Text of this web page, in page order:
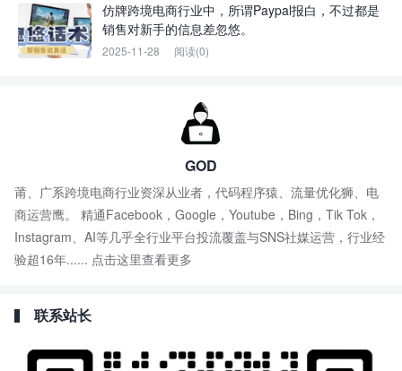
仿牌跨境电商行业中，所谓Paypal报白，不过都是
销售对新手的信息差忽悠。
2025-11-28 阅读(0)
GOD
莆、广系跨境电商行业资深从业者，代码程序猿、流量优化狮、电
商运营鹰。 精通Facebook，Google，Youtube，Bing，Tik Tok，
Instagram、AI等几乎全行业平台投流覆盖与SNS社媒运营，行业经
验超16年...... 点击这里查看更多
联系站长